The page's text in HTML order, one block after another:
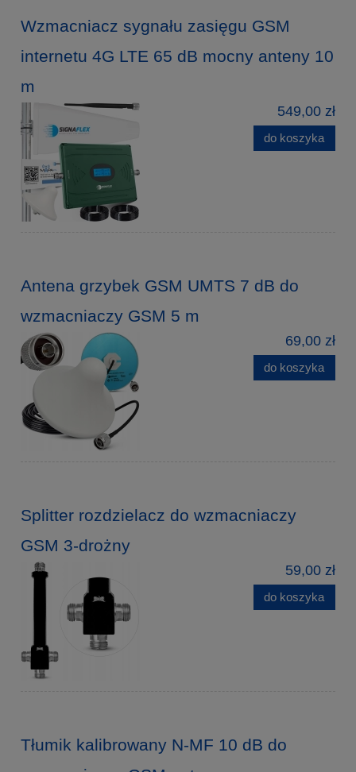
Wzmacniacz sygnału zasięgu GSM
internetu 4G LTE 65 dB mocny anteny 10
m
549,00 zł
do koszyka
Antena grzybek GSM UMTS 7 dB do
wzmacniaczy GSM 5 m
69,00 zł
do koszyka
Splitter rozdzielacz do wzmacniaczy
GSM 3-drożny
59,00 zł
do koszyka
Tłumik kalibrowany N-MF 10 dB do